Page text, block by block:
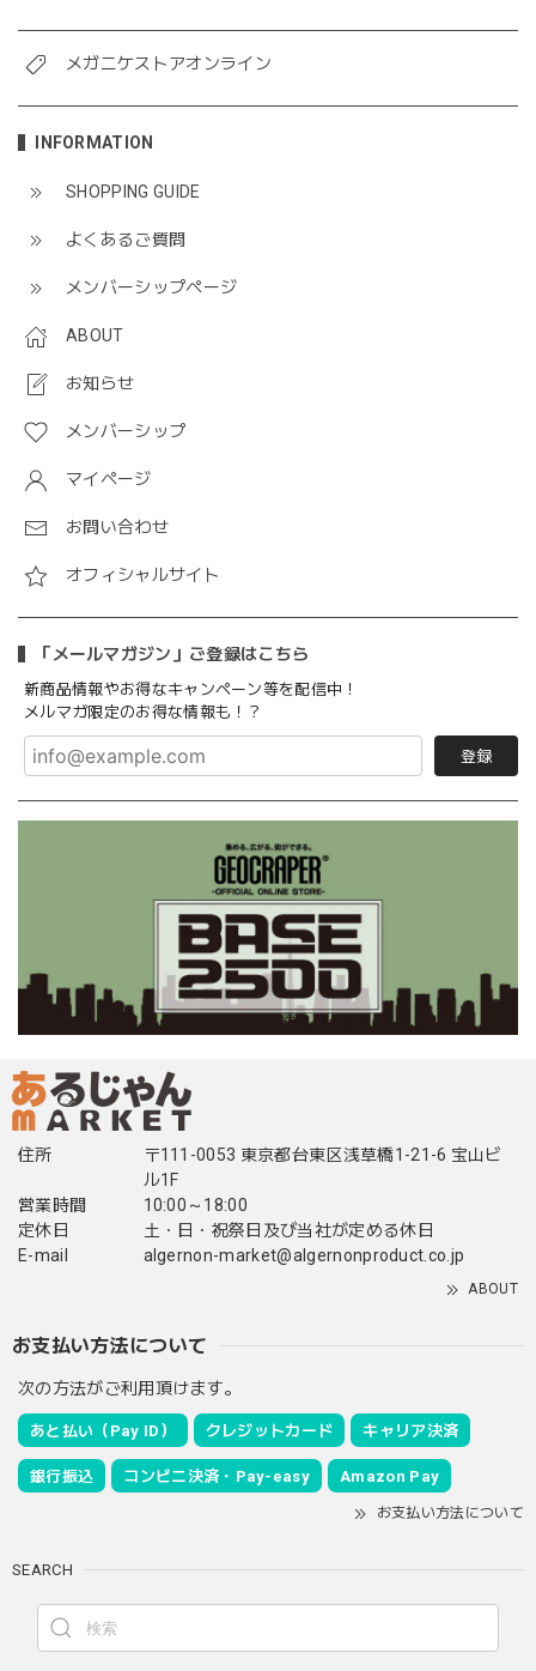
メガニケストアオンライン
INFORMATION
SHOPPING GUIDE
よくあるご質問
メンバーシップページ
ABOUT
お知らせ
メンバーシップ
マイページ
お問い合わせ
オフィシャルサイト
「メールマガジン」ご登録はこちら
新商品情報やお得なキャンペーン等を配信中！
メルマガ限定のお得な情報も！？
登録
住所
〒111-0053 東京都台東区浅草橋1-21-6 宝山ビ
ル1F
営業時間
10:00～18:00
定休日
土・日・祝祭日及び当社が定める休日
E-mail
algernon-market@algernonproduct.co.jp
ABOUT
お支払い方法について
次の方法がご利用頂けます。
あと払い（Pay ID） クレジットカード キャリア決済
銀行振込 コンビニ決済・Pay-easy Amazon Pay
お支払い方法について
SEARCH